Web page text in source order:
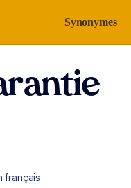
Synonymes
français